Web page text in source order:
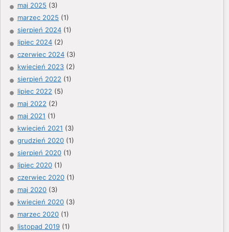
maj 2025 (3)
marzec 2025 (1)
sierpień 2024 (1)
lipiec 2024 (2)
czerwiec 2024 (3)
kwiecień 2023 (2)
sierpień 2022 (1)
lipiec 2022 (5)
maj 2022 (2)
maj 2021 (1)
kwiecień 2021 (3)
grudzień 2020 (1)
sierpień 2020 (1)
lipiec 2020 (1)
czerwiec 2020 (1)
maj 2020 (3)
kwiecień 2020 (3)
marzec 2020 (1)
listopad 2019 (1)